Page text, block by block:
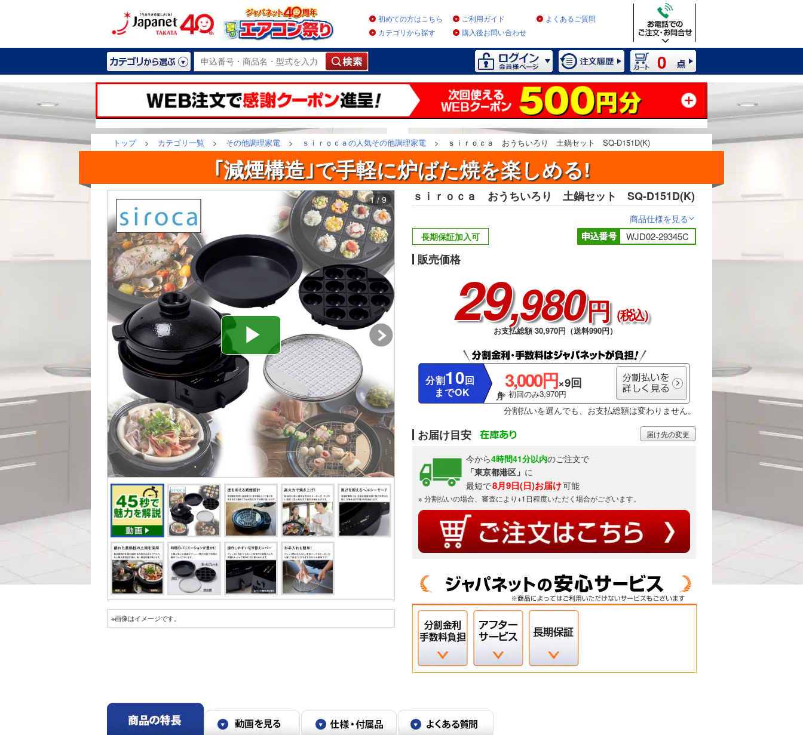
初めての方はこちら ご利用ガイド
よくあるご質問
カテゴリから探す
購入後お問い合わせ
0
トップ > カテゴリ一覧 > その他調理家電 > ｓｉｒｏｃａの人気その他調理家電 > ｓｉｒｏｃａ おうちいろり 土鍋セット SQ-D151D(K)
｢減煙構造｣で手軽に炉ばた焼を楽しめる!
1 / 9 2 / 9
※画像はイメージです。
ｓｉｒｏｃａ おうちいろり 土鍋セット SQ-D151D(K)
商品仕様を見る>
長期保証加入可 WJD02-29345C
販売価格
29,980円 （税込）
お支払総額 30,970円（送料990円）
分割10回
までOK
3,000円×9回
※ 初回のみ3,970円
分割払いを選んでも、お支払総額は変わりません。
お届け目安
今から4時間41分以内のご注文で
「東京都港区」 に
最短で8月9日(日)お届け可能
※ 分割払いの場合、審査により+1日程度いただく場合がございます。
届け先の変更